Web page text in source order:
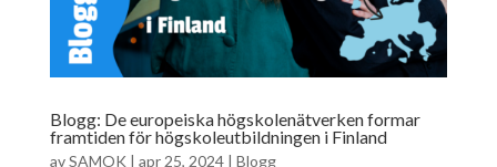
Blogg: De europeiska högskolenätverken formar
framtiden för högskoleutbildningen i Finland
avSAMOK | apr 25, 2024| Blogg